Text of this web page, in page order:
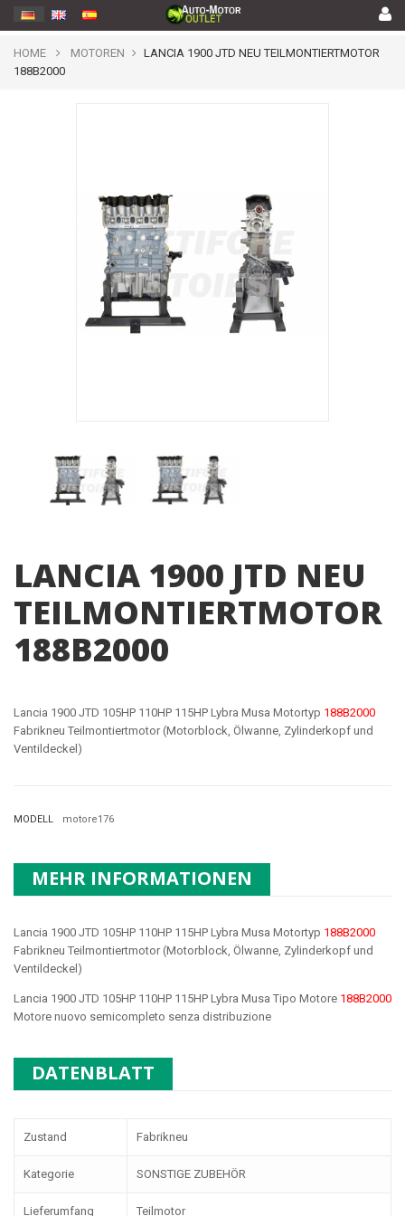
HOME MOTOREN
LANCIA 1900 JTD NEU TEILMONTIERTMOTOR
188B2000
LANCIA 1900 JTD NEU
TEILMONTIERTMOTOR
188B2000
Lancia 1900 JTD 105HP 110HP 115HP Lybra Musa Motortyp 188B2000
Fabrikneu Teilmontiertmotor (Motorblock, Ölwanne, Zylinderkopf und
Ventildeckel)
MODELL motore176
MEHR INFORMATIONEN
Lancia 1900 JTD 105HP 110HP 115HP Lybra Musa Motortyp 188B2000
Fabrikneu Teilmontiertmotor (Motorblock, Ölwanne, Zylinderkopf und
Ventildeckel)
Lancia 1900 JTD 105HP 110HP 115HP Lybra Musa Tipo Motore 188B2000
Motore nuovo semicompleto senza distribuzione
DATENBLATT
Zustand Fabrikneu
Kategorie SONSTIGE ZUBEHÖR
Lieferumfang Teilmotor